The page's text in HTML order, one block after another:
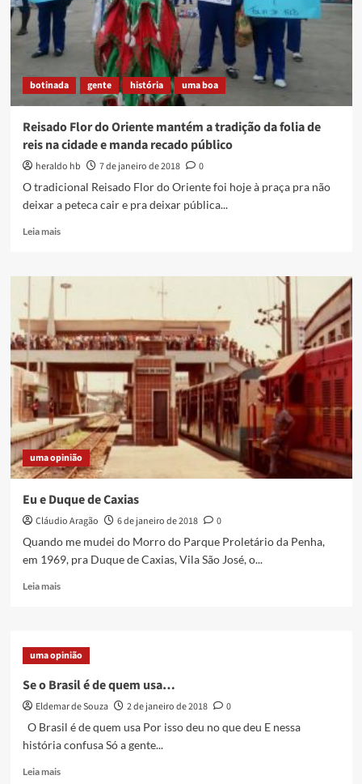
botinada gente história uma boa
Reisado Flor do Oriente mantém a tradição da folia de
reis na cidade e manda recado público
heraldo hb 7 de janeiro de 2018
0
O tradicional Reisado Flor do Oriente foi hoje à praça pra não
deixar a peteca cair e pra deixar pública...
Leia maisRead
Reisado
Flor
Oriente
mantém
a
tradição
da
folia
de
reis
na
cidade
e
recado
público
uma opinião
Eu e Duque de Caxias
Cláudio Aragão 6 de janeiro de 2018
0
Quando me mudei do Morro do Parque Proletário da Penha,
em 1969, pra Duque de Caxias, Vila São José, o...
Leia maisRead
e
Duque
Caxias
uma opinião
Se o Brasil é de quem usa…
Eldemar de Souza 2 de janeiro de 2018
0
O Brasil é de quem usa Por isso deu no que deu E nessa
história confusa Só a gente...
Leia maisRead